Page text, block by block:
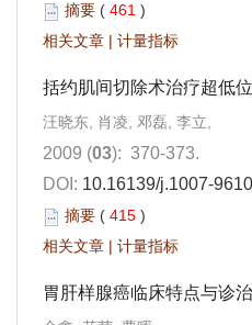
摘要 ( 461 )
相关文章 | 计量指标
括约肌间切除术治疗超低
汪晓东, 肖凌, 邓磊, 李立,
2009 (03): 370-373.
DOI: 10.16139/j.1007-
摘要 ( 415 )
相关文章 | 计量指标
胃肝样腺癌临床特点与诊